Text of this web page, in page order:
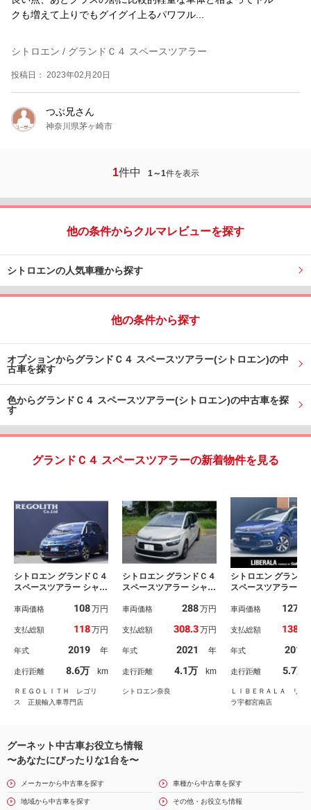
クも増えて上りでもグイグイ上るパワフル...
シトロエン / グランドＣ４ スペースツアラー
投稿日： 2023年02月20日
つぶ兄さん
神奈川県茅ヶ崎市
1件中 1～1件を表示
他の条件からクルマレビューを探す
シトロエンの人気車種から探す
他の条件から探す
オプションからグランドＣ４ スペースツアラー(シトロエン)の中
古車を探す
色からグランドＣ４ スペースツアラー(シトロエン)の中古車を探
す
グランドＣ４ スペースツアラーの新着物件を見る
シトロエン グランドＣ４
スペースツアラー シャイ
煙 ディーラー記録簿
レーレザーシート パノ
モニターＴＶ 走行中視
聴可 アップルカープレ
イ ブルートゥース ３
６０カメラ アクティブ
クルーズ スペアキー
車両価格 108万円
支払総額 118万円
年式 2019 年
走行距離 8.6万 km
ＲＥＧＯＬＩＴＨ レゴリ
ス 正規輸入車専門店
シトロエン グランドＣ４
スペースツアラー シャイ
ブルータンク交換 ナッ
定中古車１年保証 運
席電動カーフレスト
ガラスルーフ ハンズフ
リー付電動テールゲー
ト ＴＶ＆ＤＶＤプレイ
車両価格 288万円
支払総額 308.3万円
年式 2021 年
走行距離 4.1万 km
シトロエン奈良
シトロエン グランド
スペースツアラー シ
スルーフ 衝突軽減
ルーズコントロー
ー 純正ディスプレ
ーディオ Ａｐｐｌ
ａｒＰｌａｙ 全方
メラ クリアランス
ー 電動リアゲート
車両価格 127.2
支払総額 138.8
年式 2019
走行距離 5.7万
ＬＩＢＥＲＡＬＡ リベ
ラ宇都宮南店
グーネット中古車お役立ち情報
〜あなたにぴったりな1台を〜
メーカーから中古車を探す 車種から中古車を探す
地域から中古車を探す その他・お役立ち情報